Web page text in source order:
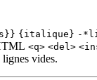
{italique} -
<q> <del>
lignes vides.